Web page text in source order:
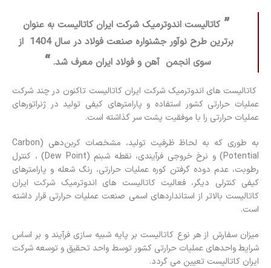
”کاتالیست اندوترمیک شرکت ایران کاتالیست به عنوان
برترین طرح نوآور جشنواره صنعت فولاد در سال 1404 از
سوی انجمن آهن و فولاد ایران معرف شد.“
کاتالیست های اندوترمیک شرکت ایران کاتالیست تاکنون در چند شرکت
عملیات حرارتی کشور استفاده و پارامترهای کیفی تولید در ژنراتورهای
عملیات حرارتی را با موفقیت پشت سر گذاشته است.
به طوری که به لحاظ ظرفیت تولید، مشخصات کربن‌دهی (Carbon
Potential) و نرخ خروجی فرآیندی، نقطه شبنم (Dew Point) ، کنترل
رطوبت، عدم دوده گرفتن کوره عملیات حرارتی، رنگ شعله و پارامترهای
کیفی کنترلی دیگر، فعالیت کاتالیست های اندوترمیک شرکت ایران
کاتالیست بالاتر از استانداردهای اسمی صنعت عملیات حرارتی قرار داشته
است.
میزان سفارش از هر نوع کاتالیست بر پایه شبیه سازی فرآیند و بر اساس
شرایط واحدهای عملیات حرارتی کشور توسط واحد تحقیق و توسعه شرکت
ایران کاتالیست تعیین می گردد.